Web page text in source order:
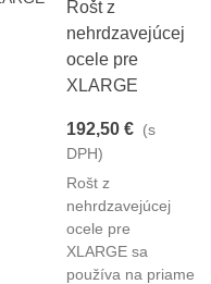
Rošt z
nehrdzavejúcej
ocele pre
XLARGE
192,50 € (s
DPH)
Rošt z
nehrdzavejúcej
ocele pre
XLARGE sa
používa na priame